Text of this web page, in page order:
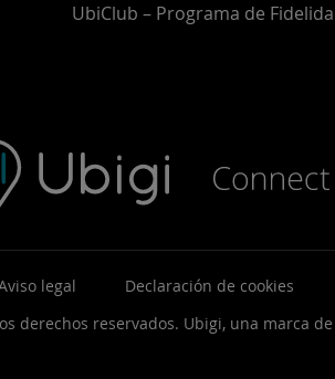
UbiClub – Programa de
legal Declaración de cookies
derechos reservados. Ubigi, una marca